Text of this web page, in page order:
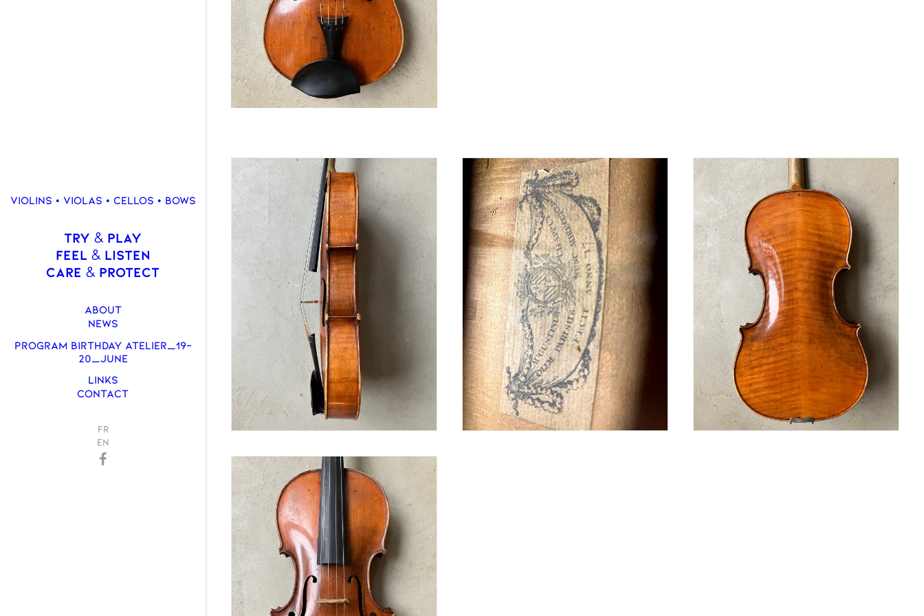
VIOLINS • VIOLAS • CELLOS • BOWS
TRY & PLAY
FEEL &LISTEN
CARE & PROTECT
ABOUT
NEWS
PROGRAM BIRTHDAY ATELIER_19-
20_JUNE
LINKS
CONTACT
FR
EN